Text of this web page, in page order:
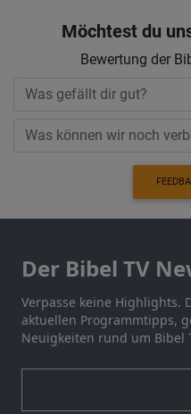
Möchtest du
Bewertung der
Der Bibel TV
Verpasse keine Highlights.
aktuellen Programmtipps,
Neuigkeiten rund um Bibel